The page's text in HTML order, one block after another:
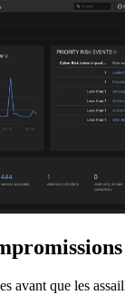
avant que les